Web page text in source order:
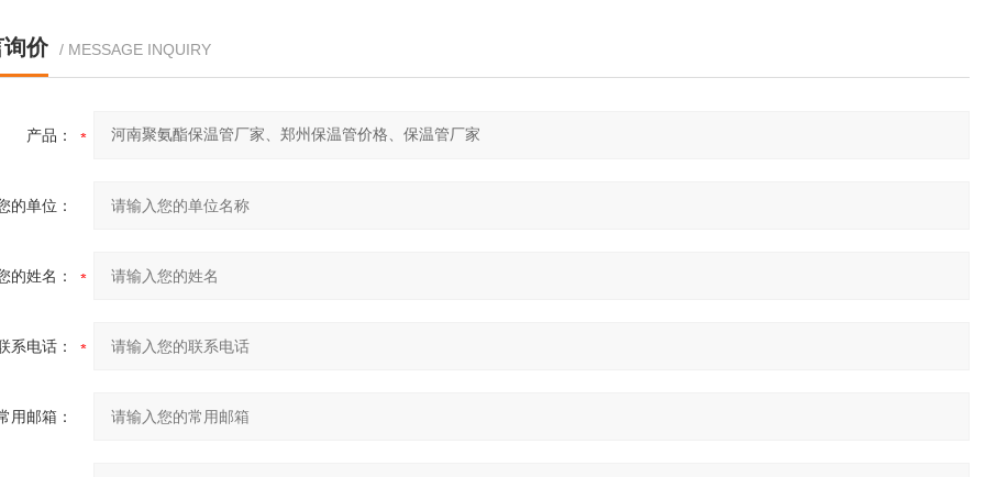
价 / MESSAGE INQUIRY
产品：
的单位：
的姓名：
系电话：
用邮箱：